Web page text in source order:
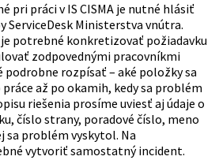
pri práci v IS CISMA je nutné hlásiť
Ministerstva vnútra.
potrebné konkretizovať požiadavku
zodpovednými pracovníkmi
podrobne rozpísať – aké položky sa
až po okamih, kedy sa problém
riešenia prosíme uviesť aj údaje o
číslo strany, poradové číslo, meno
sa problém vyskytol. Na
vytvoriť samostatný incident.